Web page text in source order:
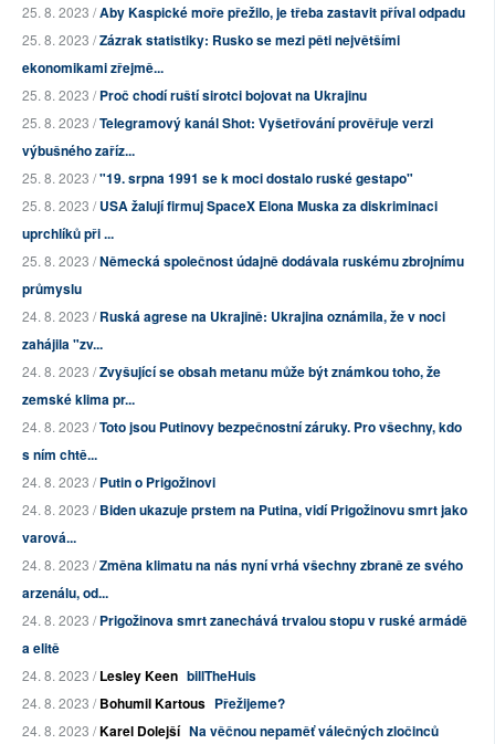
25. 8. 2023 /Aby Kaspické moře přežilo, je třeba zastavit příval odpadu
25. 8. 2023 /Zázrak statistiky: Rusko se mezi pěti největšími
ekonomikami zřejmě...
25. 8. 2023 /Proč chodí ruští sirotci bojovat na Ukrajinu
25. 8. 2023 /Telegramový kanál Shot: Vyšetřování prověřuje verzi
výbušného zaříz...
25. 8. 2023 /"19. srpna 1991 se k moci dostalo ruské gestapo"
25. 8. 2023 /USA žalují firmuj SpaceX Elona Muska za diskriminaci
uprchlíků při ...
25. 8. 2023 /Německá společnost údajně dodávala ruskému zbrojnímu
průmyslu
24. 8. 2023 /Ruská agrese na Ukrajině: Ukrajina oznámila, že v noci
zahájila "zv...
24. 8. 2023 /Zvyšující se obsah metanu může být známkou toho, že
zemské klima pr...
24. 8. 2023 /Toto jsou Putinovy bezpečnostní záruky. Pro všechny, kdo
s ním chtě...
24. 8. 2023 /Putin o Prigožinovi
24. 8. 2023 /Biden ukazuje prstem na Putina, vidí Prigožinovu smrt jako
varová...
24. 8. 2023 /Změna klimatu na nás nyní vrhá všechny zbraně ze svého
arzenálu, od...
24. 8. 2023 /Prigožinova smrt zanechává trvalou stopu v ruské armádě
a elitě
24. 8. 2023 /Lesley Keen billTheHuis
24. 8. 2023 /Bohumil Kartous Přežijeme?
24. 8. 2023 /Karel Dolejší Na věčnou nepaměť válečných zločinců